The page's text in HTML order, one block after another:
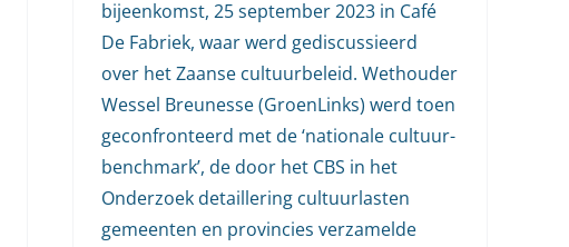
bijeenkomst, 25 september 2023 in Café
De Fabriek, waar werd gediscussieerd
over het Zaanse cultuurbeleid. Wethouder
Wessel Breunesse (GroenLinks) werd toen
geconfronteerd met de ‘nationale cultuur-
benchmark’, de door het CBS in het
Onderzoek detaillering cultuurlasten
gemeenten en provincies verzamelde